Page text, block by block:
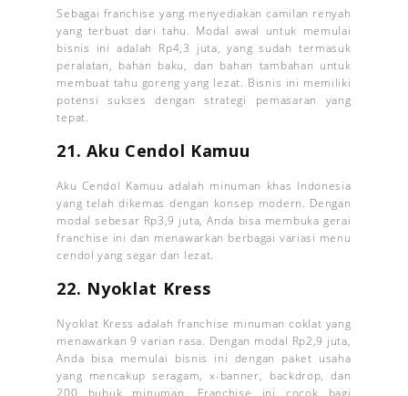
Sebagai franchise yang menyediakan camilan renyah
yang terbuat dari tahu. Modal awal untuk memulai
bisnis ini adalah Rp4,3 juta, yang sudah termasuk
peralatan, bahan baku, dan bahan tambahan untuk
membuat tahu goreng yang lezat. Bisnis ini memiliki
potensi sukses dengan strategi pemasaran yang
tepat.
21. Aku Cendol Kamuu
Aku Cendol Kamuu adalah minuman khas Indonesia
yang telah dikemas dengan konsep modern. Dengan
modal sebesar Rp3,9 juta, Anda bisa membuka gerai
franchise ini dan menawarkan berbagai variasi menu
cendol yang segar dan lezat.
22. Nyoklat Kress
Nyoklat Kress adalah franchise minuman coklat yang
menawarkan 9 varian rasa. Dengan modal Rp2,9 juta,
Anda bisa memulai bisnis ini dengan paket usaha
yang mencakup seragam, x-banner, backdrop, dan
200 bubuk minuman. Franchise ini cocok bagi